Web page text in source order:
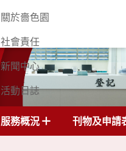
關於嗇色園
社會責任
新聞中心
活動日誌
聯絡我們
服務概況 刊物及申請